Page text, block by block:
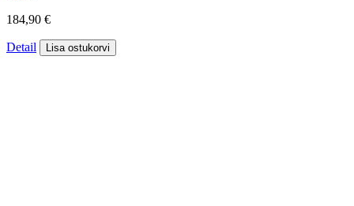
184,90 €
Detail Lisa ostukorvi